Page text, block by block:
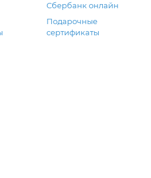
Сбербанк онлайн
Подарочные
сертификаты